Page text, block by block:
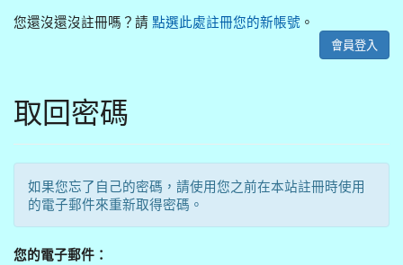
您還沒還沒註冊嗎？請 點選此處註冊您的新帳號 。
會員登入
取回密碼
如果您忘了自己的密碼，請使用您之前在本站註冊時使用
的電子郵件來重新取得密碼。
您的電子郵件：